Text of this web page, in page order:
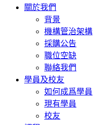
關於我們
背景
機構管治架構
採購公告
職位空缺
聯絡我們
學員及校友
如何成爲學員
現有學員
校友